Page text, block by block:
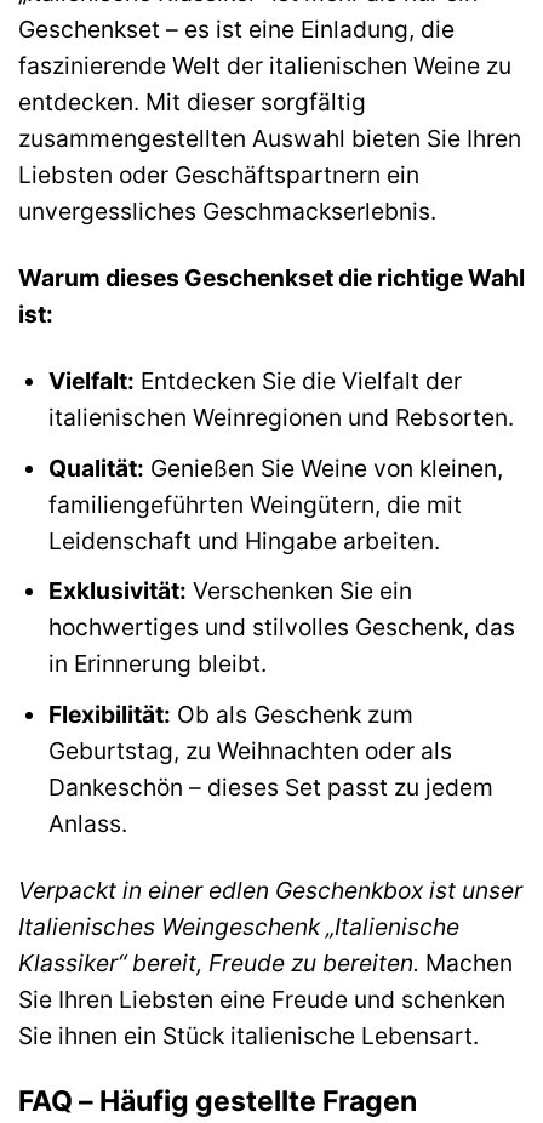
Geschenkset – es ist eine Einladung, die
faszinierende Welt der italienischen Weine zu
entdecken. Mit dieser sorgfältig
zusammengestellten Auswahl bieten Sie Ihren
Liebsten oder Geschäftspartnern ein
unvergessliches Geschmackserlebnis.
Warum dieses Geschenkset die richtige Wahl
ist:
Vielfalt: Entdecken Sie die Vielfalt der
italienischen Weinregionen und Rebsorten.
Qualität: Genießen Sie Weine von kleinen,
familiengeführten Weingütern, die mit
Leidenschaft und Hingabe arbeiten.
Exklusivität: Verschenken Sie ein
hochwertiges und stilvolles Geschenk, das
in Erinnerung bleibt.
Flexibilität: Ob als Geschenk zum
Geburtstag, zu Weihnachten oder als
Dankeschön – dieses Set passt zu jedem
Anlass.
Verpackt in einer edlen Geschenkbox ist unser
Italienisches Weingeschenk „Italienische
Klassiker“ bereit, Freude zu bereiten. Machen
Sie Ihren Liebsten eine Freude und schenken
Sie ihnen ein Stück italienische Lebensart.
FAQ – Häufig gestellte Fragen